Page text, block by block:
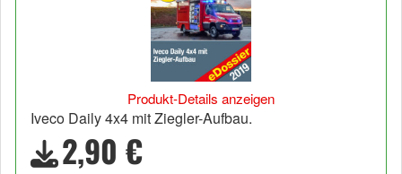
Produkt-Details anzeigen
Iveco Daily 4x4 mit Ziegler-Aufbau.
2,90 €